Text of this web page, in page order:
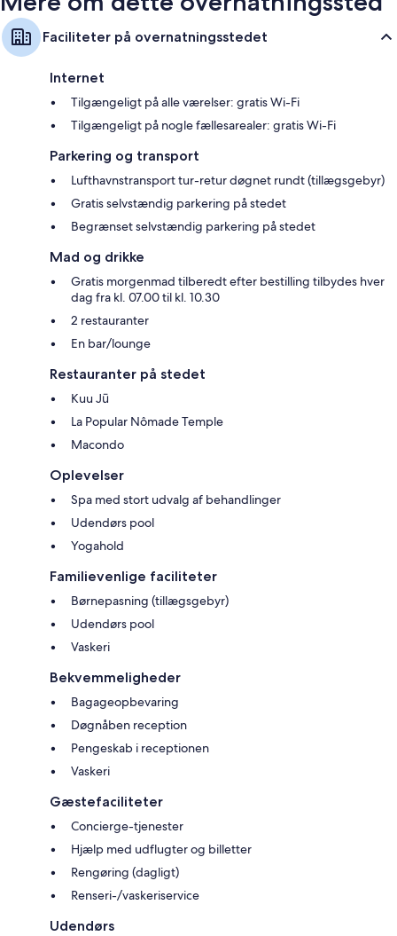
Faciliteter på overnatningsstedet
Internet
Tilgængeligt på alle værelser: gratis Wi-Fi
Tilgængeligt på nogle fællesarealer: gratis Wi-Fi
Parkering og transport
Lufthavnstransport tur-retur døgnet rundt (tillægsgebyr)
Gratis selvstændig parkering på stedet
Begrænset selvstændig parkering på stedet
Mad og drikke
Gratis morgenmad tilberedt efter bestilling tilbydes hver
dag fra kl. 07.00 til kl. 10.30
2 restauranter
En bar/lounge
Restauranter på stedet
Kuu Jū
La Popular Nômade Temple
Macondo
Oplevelser
Spa med stort udvalg af behandlinger
Udendørs pool
Yogahold
Familievenlige faciliteter
Børnepasning (tillægsgebyr)
Udendørs pool
Vaskeri
Bekvemmeligheder
Bagageopbevaring
Døgnåben reception
Pengeskab i receptionen
Vaskeri
Gæstefaciliteter
Concierge-tjenester
Hjælp med udflugter og billetter
Rengøring (dagligt)
Renseri-/vaskeriservice
Udendørs